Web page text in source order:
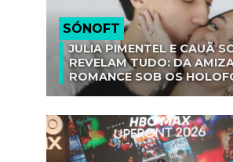
SÓNOFT
JULIA PIMENTEL E CAUÃ
REVELAM TUDO: DA
ROMANCE SOB OS